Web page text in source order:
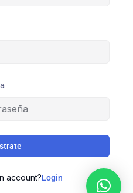
account?Login